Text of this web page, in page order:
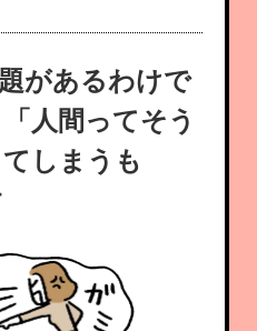
があるわけで
人間ってそう
しまうも